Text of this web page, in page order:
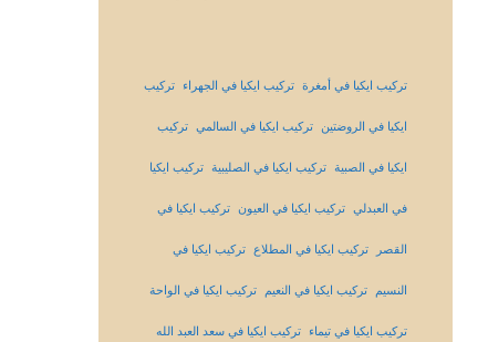
تركيب ايكيا في أمغرة تركيب ايكيا في الجهراء تركيب
ايكيا في الروضتين تركيب ايكيا في السالمي تركيب
ايكيا في الصبية تركيب ايكيا في الصليبية تركيب ايكيا
في العبدلي تركيب ايكيا في العيون تركيب ايكيا في
القصر تركيب ايكيا في المطلاع تركيب ايكيا في
النسيم تركيب ايكيا في النعيم تركيب ايكيا في الواحة
تركيب ايكيا في تيماء تركيب ايكيا في سعد العبد الله